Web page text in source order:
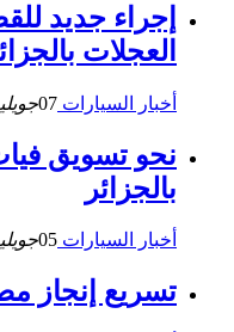
إجراء جديد
العجلات
أخبار السيارات 07
نحو تسويق
بالجزائر
أخبار السيارات 05
تسريع إنجاز